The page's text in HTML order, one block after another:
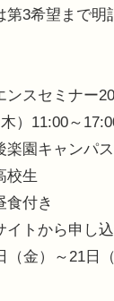
第3希望まで
スセミナー
）11:00～
園キャンパ
校生
食付き
イトから申し
金）～21日（